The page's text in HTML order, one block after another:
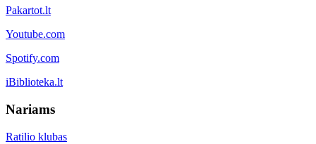
Pakartot.lt
Youtube.com
Spotify.com
iBiblioteka.lt
Nariams
Ratilio klubas